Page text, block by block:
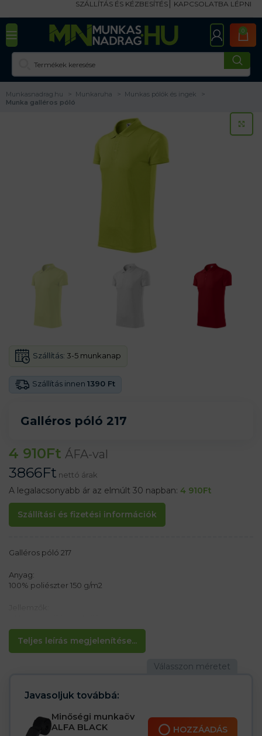
SZÁLLÍTÁS ÉS KÉZBESÍTÉS KAPCSOLATBA LÉPNI
0
Munkasnadrag.hu Munkaruha
Munkas pólók és ingek
Munka galléros póló
Galléros póló 217
Szállítás innen 1390 Ft
Szállítás: 3-5 munkanap
4 910Ft ÁFA-val
3866Ft nettó árak
A legalacsonyabb ár az elmúlt 30 napban: 4 910Ft
Szállítási és fizetési információk
Teljes leírás megjelenítése...
Galléros póló 217
Anyag:
100% poliészter 150 g/m2
– 3 gomb a póló színében
– Légáteresztő és gyorsan száradó anyag
– Megerősített vállvarrás
Javasoljuk továbbá:
Minőségi munkaöv
ALFA BLACK
HOZZÁADÁS